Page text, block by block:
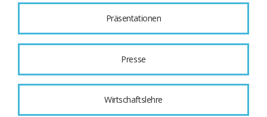
Präsentationen
Presse
Wirtschaftslehre